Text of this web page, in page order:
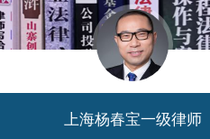
上海杨春宝一级律师